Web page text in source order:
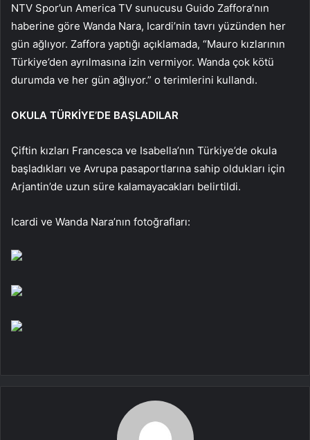
NTV Spor’un America TV sunucusu Guido Zaffora’nın
haberine göre Wanda Nara, Icardi’nin tavrı yüzünden her
gün ağlıyor. Zaffora yaptığı açıklamada, “Mauro kızlarının
Türkiye’den ayrılmasına izin vermiyor. Wanda çok kötü
durumda ve her gün ağlıyor.” o terimlerini kullandı.
OKULA TÜRKİYE’DE BAŞLADILAR
Çiftin kızları Francesca ve Isabella’nın Türkiye’de okula
başladıkları ve Avrupa pasaportlarına sahip oldukları için
Arjantin’de uzun süre kalamayacakları belirtildi.
Icardi ve Wanda Nara’nın fotoğrafları: